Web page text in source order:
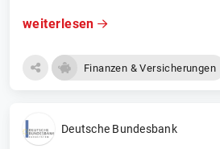
weiterlesen
Finanzen & Versicherungen
Deutsche Bundesbank